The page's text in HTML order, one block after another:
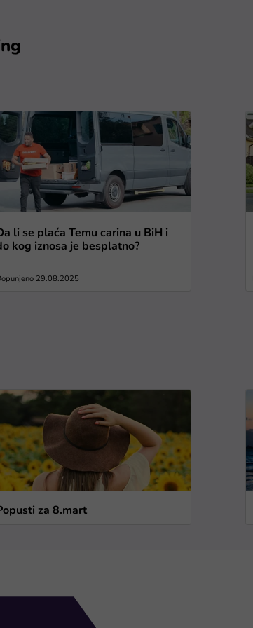
li se plaća Temu carina u BiH i
kog iznosa je besplatno?
29.08.2025
za 8.mart